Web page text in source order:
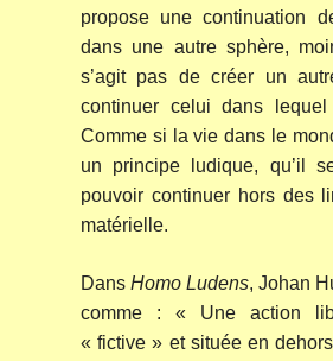
propose une continuation
dans une autre sphère,
s’agit pas de créer un
continuer celui dans
Comme si la vie dans le
un principe ludique, qu’il
pouvoir continuer hors des
matérielle.
Dans Homo Ludens, Johan
comme : « Une action
« fictive » et située en